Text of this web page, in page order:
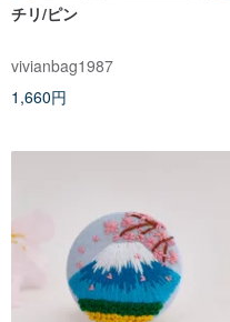
チリ/ピン
vivianbag1987
1,660円